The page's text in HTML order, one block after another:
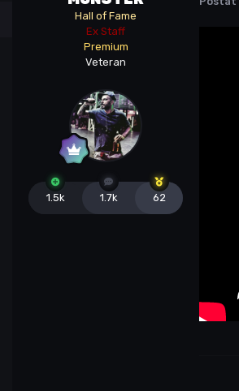
Hall of Fame
Ex Staff
Premium
Veteran
1.5k 1.7k 62